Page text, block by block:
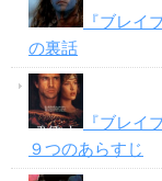
『ブレイ
の裏話
『ブレイ
９つのあらすじ